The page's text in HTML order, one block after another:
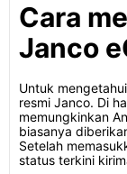
Cara
Janco
Untuk
resmi Janco. Di
memungkinkan
biasanya
Setelah
status terkini